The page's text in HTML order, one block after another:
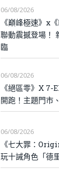
06/08/2026
《巔峰極速》x
聯動震撼登場！
臨
06/08/2026
《絕區零》X 7-
開跑！主題門市
06/08/2026
《七大罪：
玩十誡角色「德